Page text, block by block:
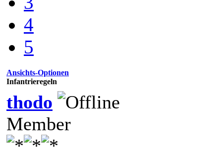
4
5
Ansichts-Optionen
Infantrieregeln
thodo
Member